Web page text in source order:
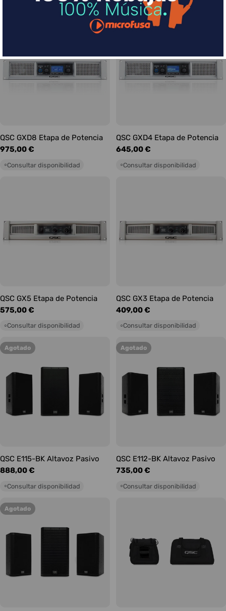
Consultar disponibilidad
QSC GXD8 Etapa de Potencia
Precio
975,00 €
○Consultar disponibilidad
QSC GXD4 Etapa de Potencia
Precio
645,00 €
○Consultar disponibilidad
QSC GX5 Etapa de Potencia
Precio
habitual
575,00 €
○Consultar disponibilidad
QSC GX3 Etapa de Potencia
Precio
habitual
409,00 €
○Consultar disponibilidad
Agotado
QSC E115-BK Altavoz Pasivo
Precio
888,00 €
○Consultar disponibilidad
Agotado
QSC E112-BK Altavoz Pasivo
Precio
735,00 €
○Consultar disponibilidad
Agotado